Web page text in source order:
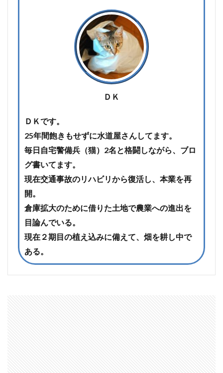
ＤＫ
ＤＫです。
25年間飽きもせずに水道屋さんしてます。
毎日自宅警備兵（猫）2名と格闘しながら、ブロ
グ書いてます。
現在交通事故のリハビリから復活し、本業を再
開。
倉庫拡大のために借りた土地で農業への進出を
目論んでいる。
現在２期目の植え込みに備えて、畑を耕し中で
ある。